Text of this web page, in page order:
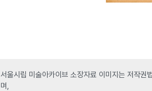
서울시립 미술아카이브 소장자료 이미지는 저작
며,